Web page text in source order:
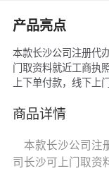
产品亮点
本款长沙公司注册代
门取资料就近工商执
上下单付款，线下上门办理； 2、可代账申报也
5、我司可提供地址
商品详情
本款长沙公司注
司长沙可上门取资